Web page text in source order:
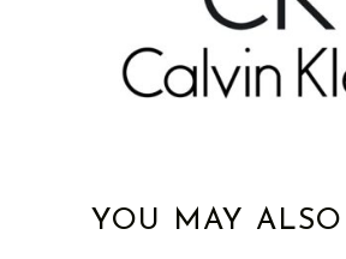
YOU MAY